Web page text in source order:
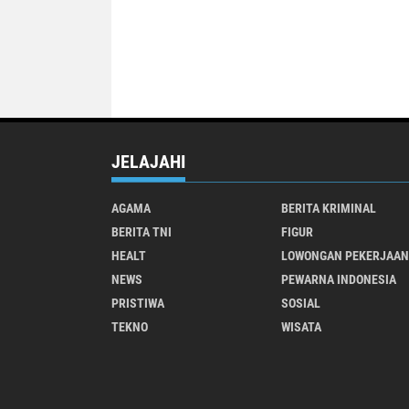
JELAJAHI
AGAMA BERITA KRIMINAL
BERITA TNI
FIGUR
HEALT
LOWONGAN PEKERJAAN
NEWS
PEWARNA INDONESIA
PRISTIWA
SOSIAL
TEKNO
WISATA